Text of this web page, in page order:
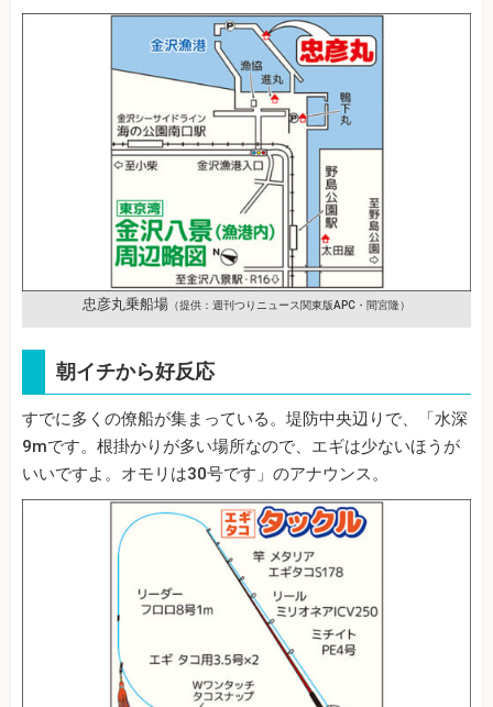
忠彦丸乗船場 （提供：週刊つりニュース関東版APC・間宮隆）
朝イチから好反応
すでに多くの僚船が集まっている。堤防中央辺りで、「水深
9mです。根掛かりが多い場所なので、エギは少ないほうが
いいですよ。オモリは30号です」のアナウンス。